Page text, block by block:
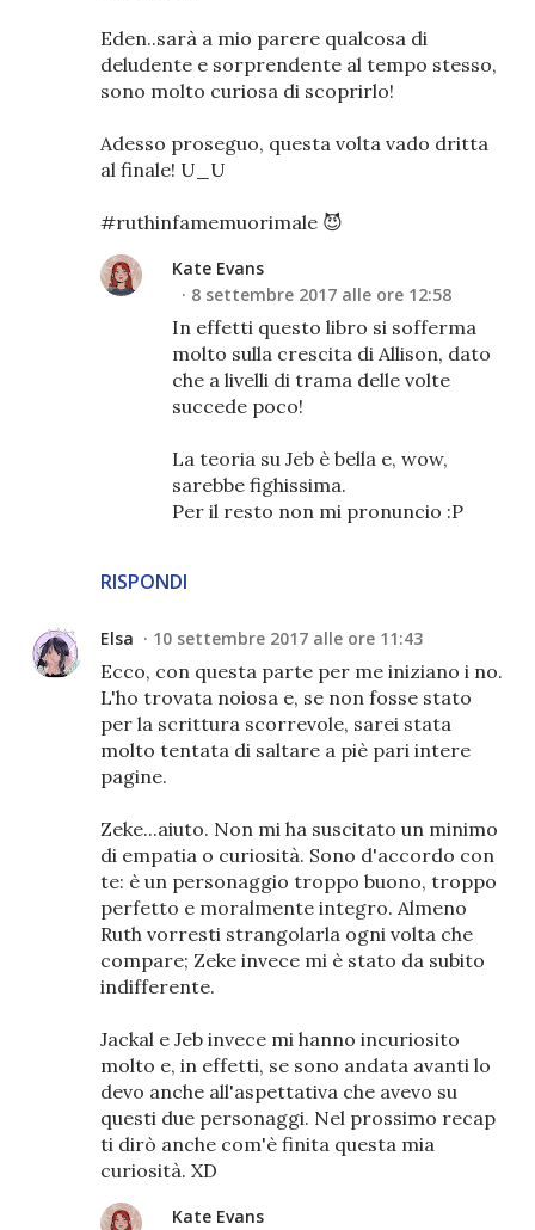
Eden..sarà a mio parere qualcosa di
deludente e sorprendente al tempo stesso,
sono molto curiosa di scoprirlo!
Adesso proseguo, questa volta vado dritta
al finale! U_U
#ruthinfamemuorimale 😈
RISPONDI
Kate Evans
8 settembre 2017 alle ore 12:58
In effetti questo libro si sofferma
molto sulla crescita di Allison, dato
che a livelli di trama delle volte
succede poco!
La teoria su Jeb è bella e, wow,
sarebbe fighissima.
Per il resto non mi pronuncio :P
Elsa 10 settembre 2017 alle ore 11:43
Ecco, con questa parte per me iniziano i no.
L'ho trovata noiosa e, se non fosse stato
per la scrittura scorrevole, sarei stata
molto tentata di saltare a piè pari intere
pagine.
Zeke...aiuto. Non mi ha suscitato un minimo
di empatia o curiosità. Sono d'accordo con
te: è un personaggio troppo buono, troppo
perfetto e moralmente integro. Almeno
Ruth vorresti strangolarla ogni volta che
compare; Zeke invece mi è stato da subito
indifferente.
Jackal e Jeb invece mi hanno incuriosito
molto e, in effetti, se sono andata avanti lo
devo anche all'aspettativa che avevo su
questi due personaggi. Nel prossimo recap
ti dirò anche com'è finita questa mia
curiosità. XD
Kate Evans